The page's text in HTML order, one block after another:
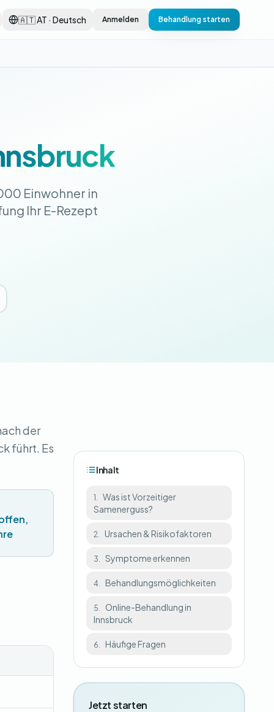
🇦🇹 AT · Deutsch Anmelden Behandlung starten
Einwohner in
Ihr E-Rezept
der
führt. Es
Inhalt
1. Was ist Vorzeitiger
Samenerguss?
2. Ursachen & Risikofaktoren
3. Symptome erkennen
4. Behandlungsmöglichkeiten
5.
Online-Behandlung in
Innsbruck
6. Häufige Fragen
Jetzt starten